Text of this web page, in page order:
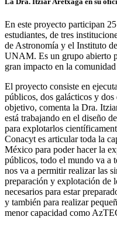
En este proyecto participan
estudiantes, de tres
de Astronomía y el Instituto
UNAM. Es un grupo abierto
gran impacto en la
El proyecto consiste en
públicos, dos galácticos y dos
objetivo, comenta la Dra.
está trabajando en el diseño
para explotarlos
Conacyt es articular toda la
México para poder hacer la
públicos, todo el mundo va a
nos va a permitir realizar las
preparación y explotación de
necesarios para estar
y también para realizar
menor capacidad como